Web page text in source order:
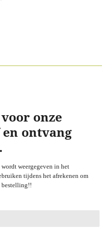
onze
ontvang
weergegeven in het
tijdens het afrekenen om
bestelling!!